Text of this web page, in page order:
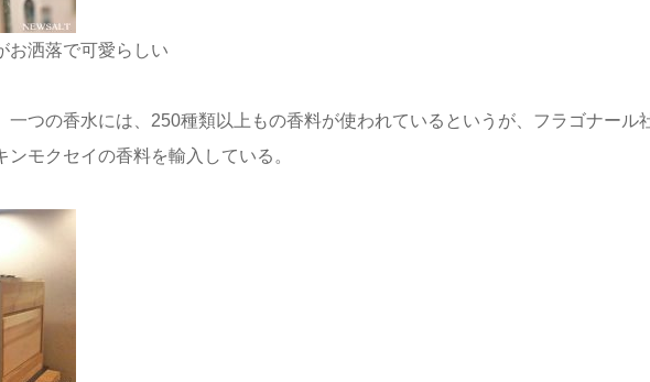
お洒落で可愛らしい
一つの香水には、250種類以上もの香料が使われているというが、フラゴナール
モクセイの香料を輸入している。